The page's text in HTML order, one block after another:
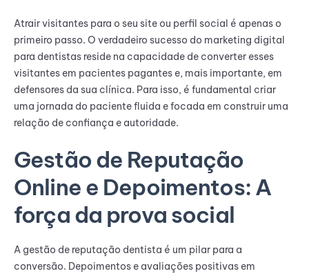
Atrair visitantes para o seu site ou perfil social é apenas o
primeiro passo. O verdadeiro sucesso do marketing digital
para dentistas reside na capacidade de converter esses
visitantes em pacientes pagantes e, mais importante, em
defensores da sua clínica. Para isso, é fundamental criar
uma jornada do paciente fluida e focada em construir uma
relação de confiança e autoridade.
Gestão de Reputação
Online e Depoimentos: A
força da prova social
A gestão de reputação dentista é um pilar para a
conversão. Depoimentos e avaliações positivas em